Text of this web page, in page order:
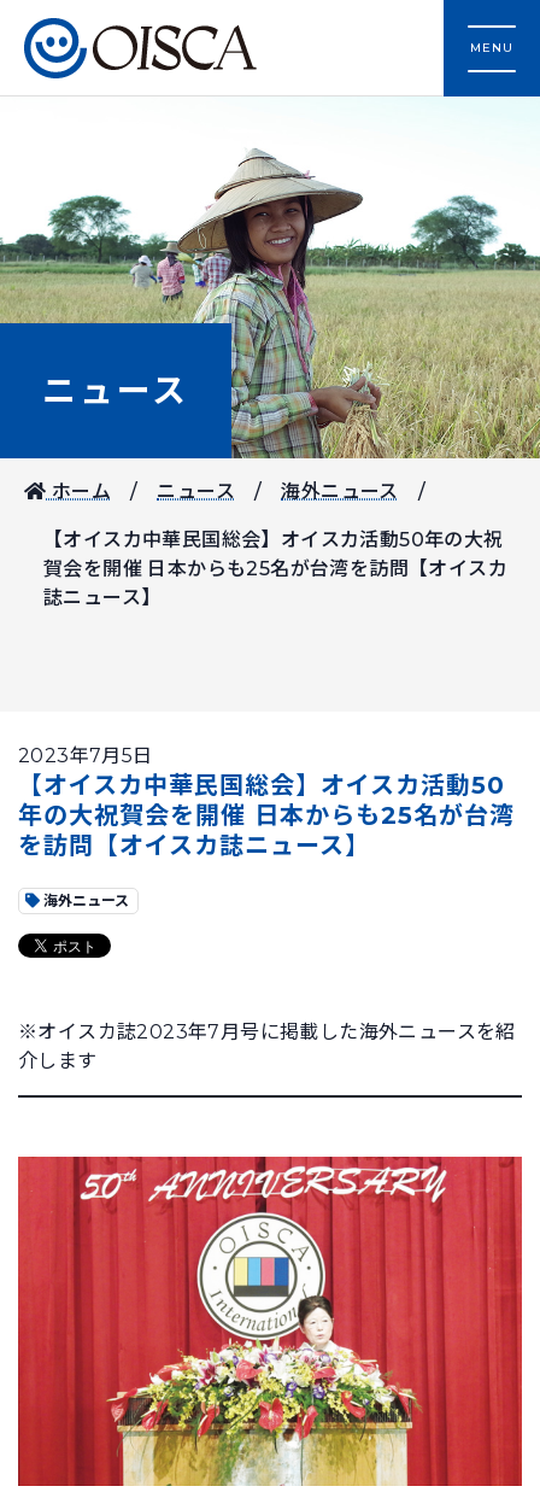
MENU
ニュース
ホーム ニュース 海外ニュース
【オイスカ中華民国総会】オイスカ活動50年の大祝
賀会を開催 日本からも25名が台湾を訪問【オイスカ
誌ニュース】
2023年7月5日
【オイスカ中華民国総会】オイスカ活動50
年の大祝賀会を開催 日本からも25名が台湾
を訪問【オイスカ誌ニュース】
海外ニュース
※オイスカ誌2023年7月号に掲載した海外ニュースを紹
介します